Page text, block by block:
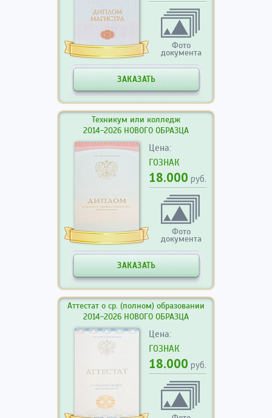
Фото
документа
ЗАКАЗАТЬ
Техникум или колледж
2014-2026 НОВОГО ОБРАЗЦА
Цена:
ГОЗНАК
18.000 руб.
Фото
документа
ЗАКАЗАТЬ
Аттестат о ср. (полном) образовании
2014-2026 НОВОГО ОБРАЗЦА
Цена:
ГОЗНАК
18.000 руб.